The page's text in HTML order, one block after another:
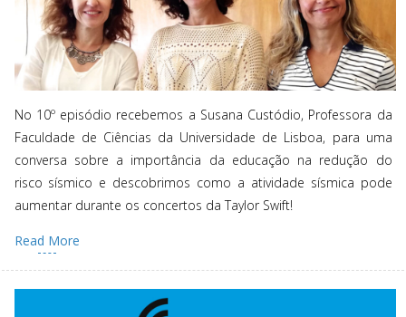
No 10º episódio recebemos a Susana Custódio, Professora da
Faculdade de Ciências da Universidade de Lisboa, para uma
conversa sobre a importância da educação na redução do
risco sísmico e descobrimos como a atividade sísmica pode
aumentar durante os concertos da Taylor Swift!
Read More